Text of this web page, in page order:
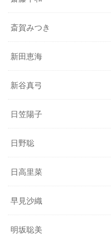
斎賀みつき
新田恵海
新谷真弓
日笠陽子
日野聡
日高里菜
早見沙織
明坂聡美